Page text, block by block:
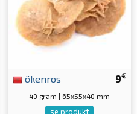
9€
ökenros
40 gram | 65x55x40 mm
se produkt